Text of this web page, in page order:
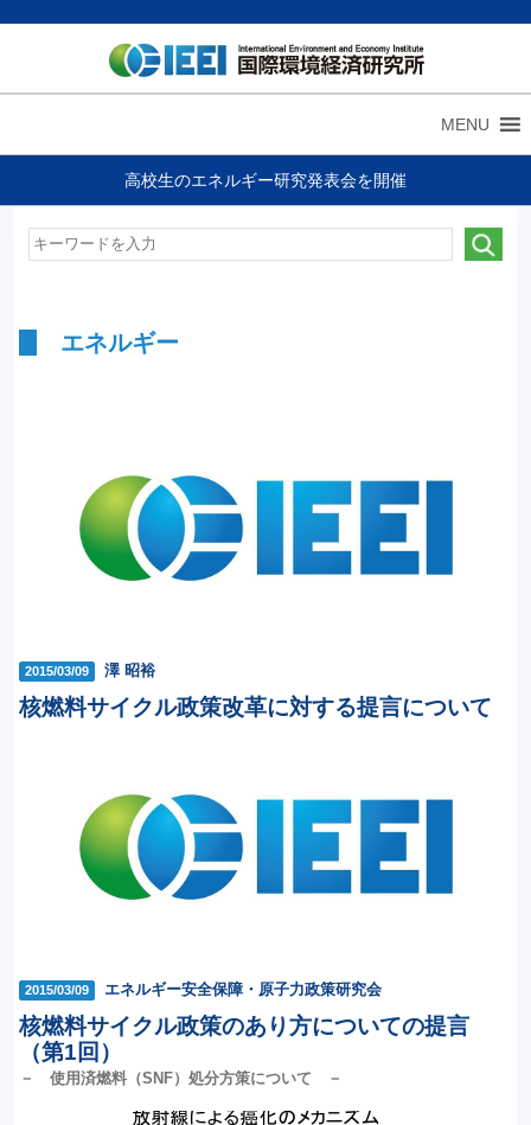
MENU
高校生のエネルギー研究発表会を開催
エネルギー
2015/03/09 澤 昭裕
核燃料サイクル政策改革に対する提言について
2015/03/09 エネルギー安全保障・原子力政策研究会
核燃料サイクル政策のあり方についての提言
（第1回）
－ 使用済燃料（SNF）処分方策について －